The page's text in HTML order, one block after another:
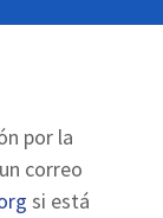
por la
correo
si está